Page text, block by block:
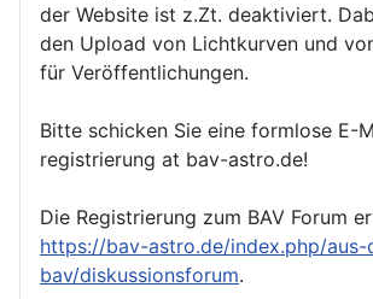
der Website ist z.Zt. deaktiviert.
den Upload von Lichtkurven und
für Veröffentlichungen.
Bitte schicken Sie eine formlose E-
registrierung at bav-astro.de!
Die Registrierung zum BAV Forum
https://bav-astro.de/index.php/aus-
bav/diskussionsforum.